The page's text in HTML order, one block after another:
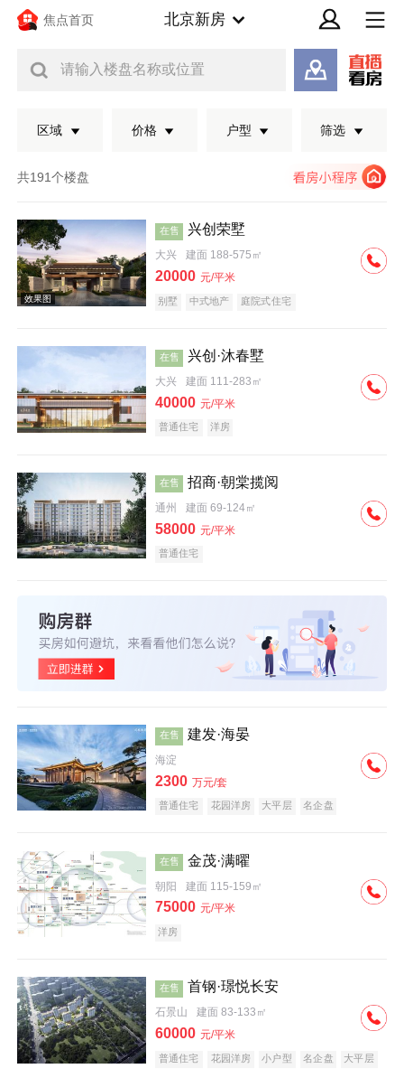
焦点首页 北京新房
请输入楼盘名称或位置
区域 价格 户型 筛选
共191个楼盘
效果图
在售 兴创荣墅
大兴 建面 188-575㎡
20000 元/平米
别墅 中式地产 庭院式住宅
在售 兴创·沐春墅
大兴 建面 111-283㎡
40000 元/平米
普通住宅 洋房
在售 招商·朝棠揽阅
通州 建面 69-124㎡
58000 元/平米
普通住宅
在售 建发·海晏
海淀
2300 万元/套
普通住宅 花园洋房 大平层
名企盘
在售 金茂·满曜
朝阳 建面 115-159㎡
75000 元/平米
洋房
在售 首钢·璟悦长安
石景山 建面 83-133㎡
60000 元/平米
普通住宅 花园洋房 小户型 名企盘 大平层